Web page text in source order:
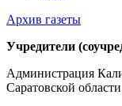
Архив газеты
Учредители
Администрация
Саратовской